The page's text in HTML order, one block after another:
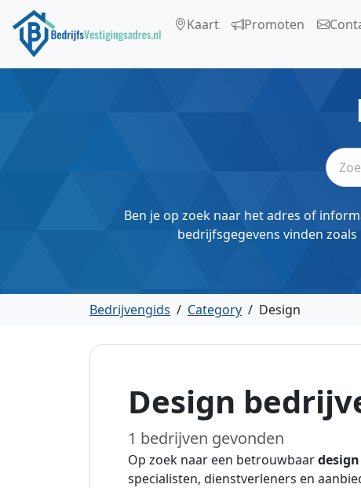
Kaart Promoten
Ben je op zoek naar het adres of
bedrijfsgegevens vinden
Bedrijvengids / Category / Design
Design
1 bedrijven gevonden
Op zoek naar een betrouwbaardesign
specialisten, dienstverleners en